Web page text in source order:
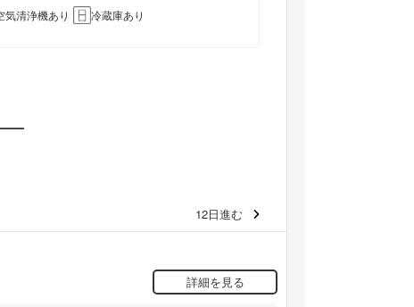
気清浄機あり 冷蔵庫あり
12日進む
詳細を見る